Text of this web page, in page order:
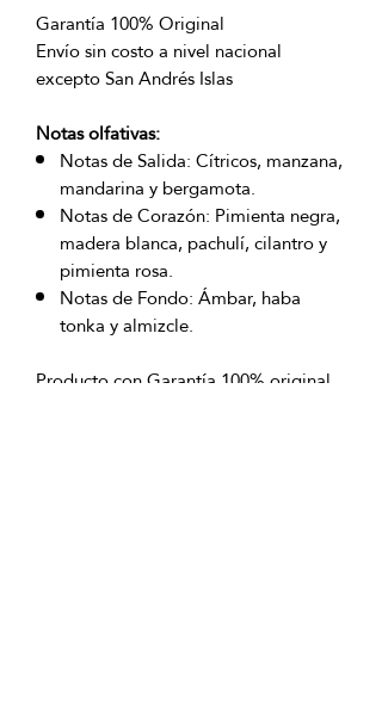
Garantía 100% Original
Envío sin costo a nivel nacional
excepto San Andrés Islas
Notas olfativas:
Notas de Salida: Cítricos, manzana,
mandarina y bergamota.
Notas de Corazón: Pimienta negra,
madera blanca, pachulí, cilantro y
pimienta rosa.
Notas de Fondo: Ámbar, haba
tonka y almizcle.
Producto con Garantía 100% original